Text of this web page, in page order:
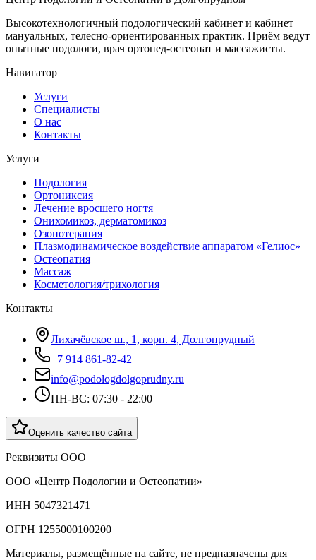
Высокотехнологичный подологический кабинет и кабинет
мануальных, телесно-ориентированных практик. Приём ведут
опытные подологи, врач ортопед-остеопат и массажисты.
Навигатор
Услуги
Специалисты
О нас
Контакты
Услуги
Подология
Ортониксия
Лечение вросшего ногтя
Онихомикоз, дерматомикоз
Озонотерапия
Плазмодинамическое воздействие аппаратом «Гелиос»
Остеопатия
Массаж
Косметология/трихология
Контакты
Лихачёвское ш., 1, корп. 4, Долгопрудный
+7 914 861-82-42
info@podologdolgoprudny.ru
ПН-ВС: 07:30 - 22:00
Оценить качество сайта
Реквизиты ООО
ООО «Центр Подологии и Остеопатии»
ИНН 5047321471
ОГРН 1255000100200
Материалы, размещённые на сайте, не предназначены для